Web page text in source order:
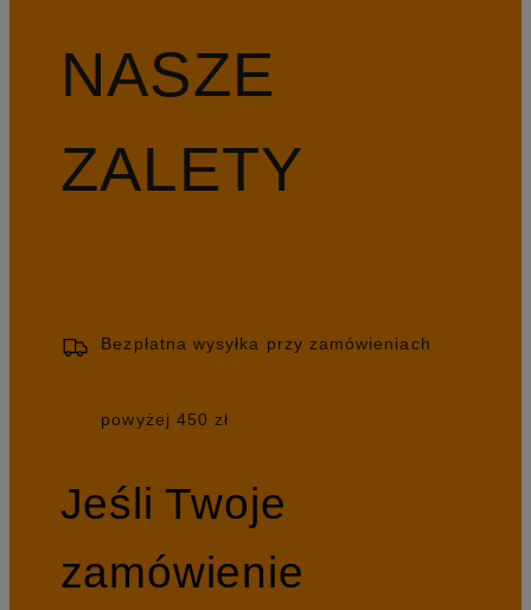
NASZE
ZALETY
Bezpłatna wysyłka przy zamówieniach
powyżej 450 zł
Jeśli Twoje
zamówienie